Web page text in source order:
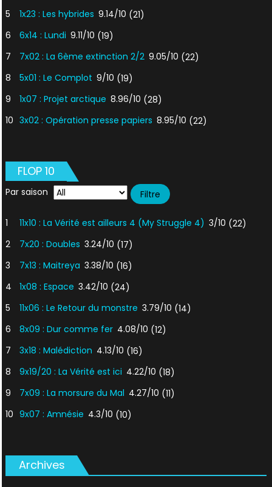
5
1x23 : Les hybrides 9.14/10 (21)
6
6x14 : Lundi 9.11/10 (19)
7
7x02 : La 6ème extinction 2/2 9.05/10 (22)
8
5x01 : Le Complot 9/10 (19)
9
1x07 : Projet arctique 8.96/10 (28)
10 3x02 : Opération presse papiers 8.95/10 (22)
FLOP 10
Par saison
1 11x10 : La Vérité est ailleurs 4 (My Struggle 4) 3/10 (22)
2
7x20 : Doubles 3.24/10 (17)
3
7x13 : Maitreya 3.38/10 (16)
4
1x08 : Espace 3.42/10 (24)
5
11x06 : Le Retour du monstre 3.79/10 (14)
6
8x09 : Dur comme fer 4.08/10 (12)
7
3x18 : Malédiction 4.13/10 (16)
8
9x19/20 : La Vérité est ici 4.22/10 (18)
9
7x09 : La morsure du Mal 4.27/10 (11)
10 9x07 : Amnésie 4.3/10 (10)
Archives